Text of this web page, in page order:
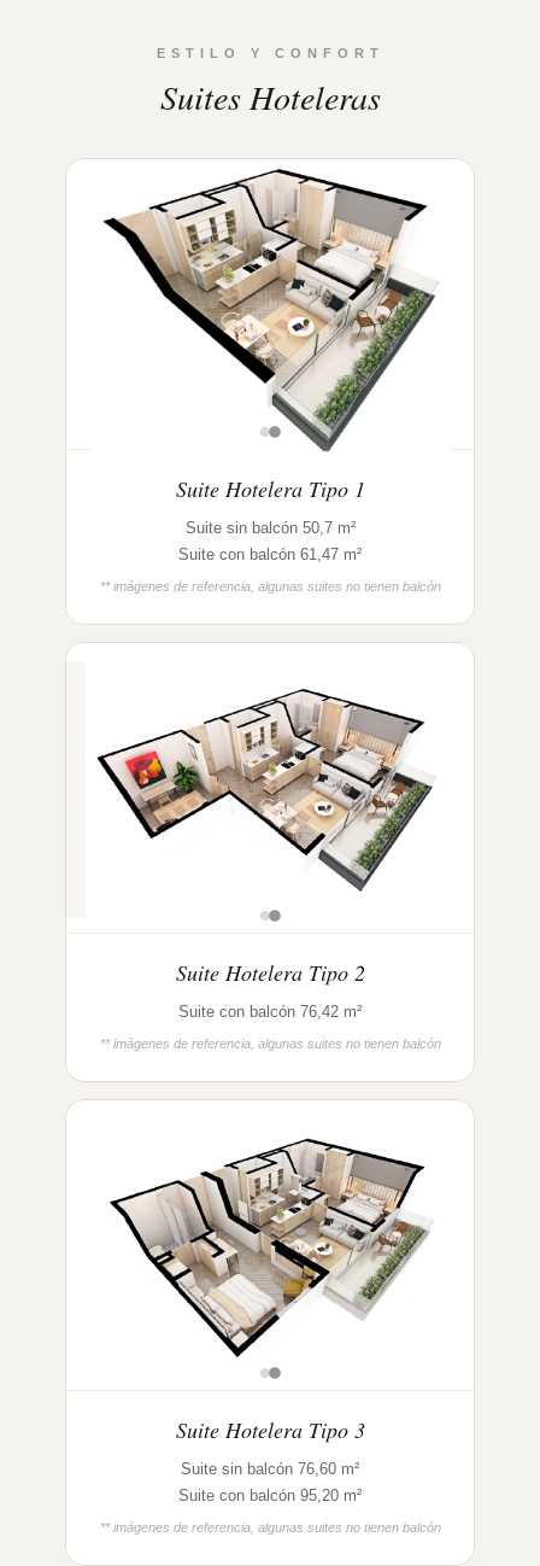
ESTILO Y CONFORT
Suites Hoteleras
Suite Hotelera Tipo 1
Suite sin balcón 50,7 m²
Suite con balcón 61,47 m²
** imágenes de referencia, algunas suites no tienen balcón
Suite Hotelera Tipo 2
Suite con balcón 76,42 m²
** imágenes de referencia, algunas suites no tienen balcón
Suite Hotelera Tipo 3
Suite sin balcón 76,60 m²
Suite con balcón 95,20 m²
** imágenes de referencia, algunas suites no tienen balcón